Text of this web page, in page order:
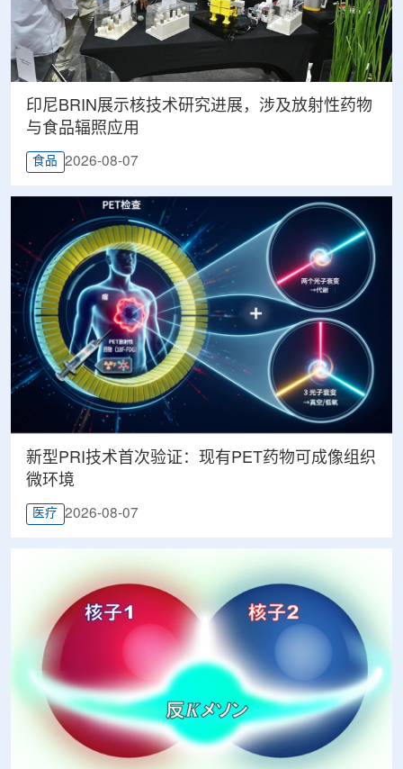
印尼BRIN展示核技术研究进展，涉及放射性药物
与食品辐照应用
食品 2026-08-07
新型PRI技术首次验证：现有PET药物可成像组织
微环境
医疗 2026-08-07